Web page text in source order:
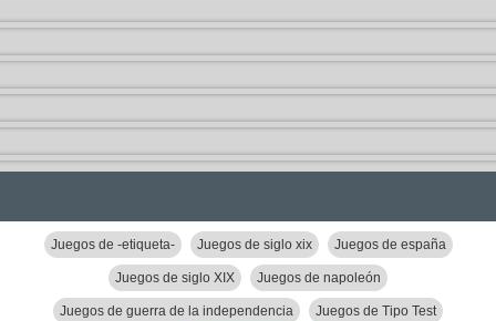
Juegos de -etiqueta- Juegos de siglo xix Juegos de españa
Juegos de siglo XIX Juegos de napoleón
Juegos de guerra de la independencia Juegos de Tipo Test